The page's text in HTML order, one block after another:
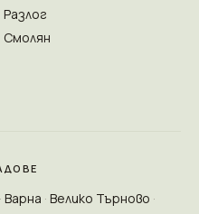
Разлог
Смолян
Варна Велико Търново